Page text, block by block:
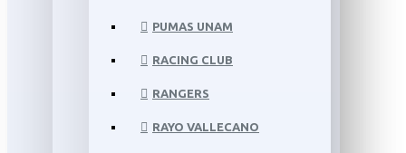
PUMAS UNAM
RACING CLUB
RANGERS
RAYO VALLECANO